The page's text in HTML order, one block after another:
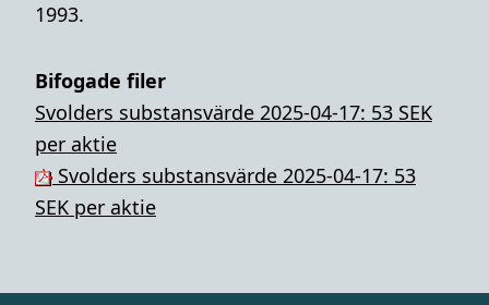
1993.
Bifogade filer
Svolders substansvärde 2025-04-17: 53 SEK
per aktie
Svolders substansvärde 2025-04-17: 53
SEK per aktie